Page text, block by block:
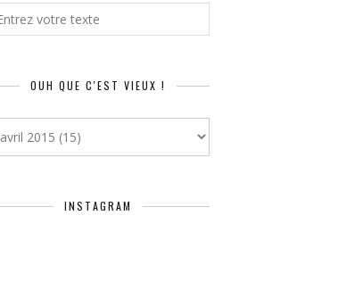
OUH QUE C'EST VIEUX !
INSTAGRAM